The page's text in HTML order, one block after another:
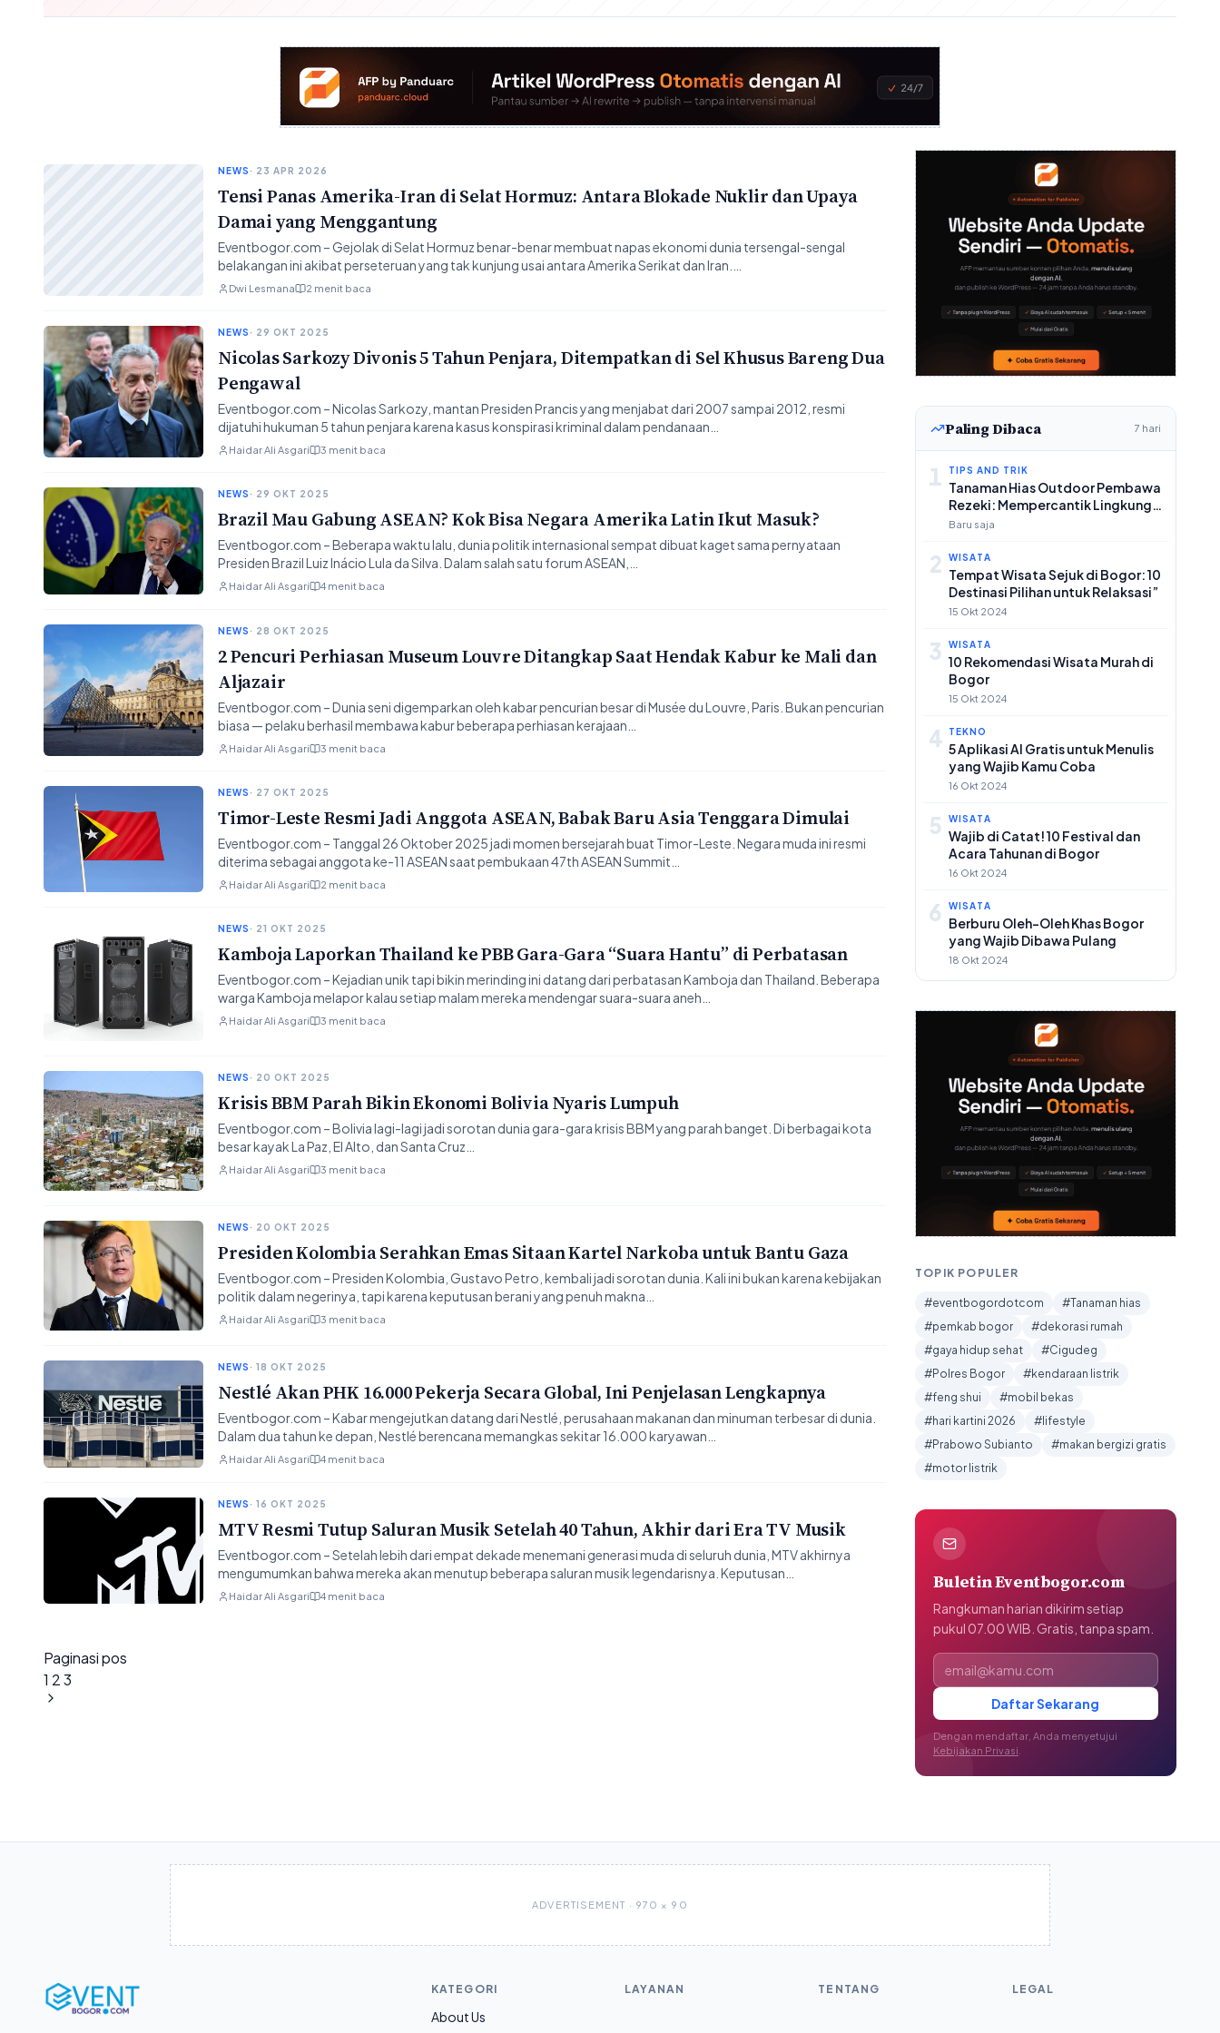
NEWS· 23 APR 2026
Tensi Panas Amerika-Iran di Selat Hormuz: Antara Blokade Nuklir dan Upaya
Damai yang Menggantung
Eventbogor.com – Gejolak di Selat Hormuz benar-benar membuat napas ekonomi dunia tersengal-sengal
belakangan ini akibat perseteruan yang tak kunjung usai antara Amerika Serikat dan Iran.…
Dwi Lesmana 2 menit baca
NEWS· 29 OKT 2025
Nicolas Sarkozy Divonis 5 Tahun Penjara, Ditempatkan di Sel Khusus Bareng Dua
Pengawal
Eventbogor.com – Nicolas Sarkozy, mantan Presiden Prancis yang menjabat dari 2007 sampai 2012, resmi
dijatuhi hukuman 5 tahun penjara karena kasus konspirasi kriminal dalam pendanaan…
Haidar Ali Asgari 3 menit baca
NEWS· 29 OKT 2025
Brazil Mau Gabung ASEAN? Kok Bisa Negara Amerika Latin Ikut Masuk?
Eventbogor.com – Beberapa waktu lalu, dunia politik internasional sempat dibuat kaget sama pernyataan
Presiden Brazil Luiz Inácio Lula da Silva. Dalam salah satu forum ASEAN,…
Haidar Ali Asgari 4 menit baca
NEWS· 28 OKT 2025
2 Pencuri Perhiasan Museum Louvre Ditangkap Saat Hendak Kabur ke Mali dan
Aljazair
Eventbogor.com – Dunia seni digemparkan oleh kabar pencurian besar di Musée du Louvre, Paris. Bukan pencurian
biasa — pelaku berhasil membawa kabur beberapa perhiasan kerajaan…
Haidar Ali Asgari 3 menit baca
NEWS· 27 OKT 2025
Timor-Leste Resmi Jadi Anggota ASEAN, Babak Baru Asia Tenggara Dimulai
Eventbogor.com – Tanggal 26 Oktober 2025 jadi momen bersejarah buat Timor-Leste. Negara muda ini resmi
diterima sebagai anggota ke-11 ASEAN saat pembukaan 47th ASEAN Summit…
Haidar Ali Asgari 2 menit baca
NEWS· 21 OKT 2025
Kamboja Laporkan Thailand ke PBB Gara-Gara “Suara Hantu” di Perbatasan
Eventbogor.com – Kejadian unik tapi bikin merinding ini datang dari perbatasan Kamboja dan Thailand. Beberapa
warga Kamboja melapor kalau setiap malam mereka mendengar suara-suara aneh…
Haidar Ali Asgari 3 menit baca
NEWS· 20 OKT 2025
Krisis BBM Parah Bikin Ekonomi Bolivia Nyaris Lumpuh
Eventbogor.com – Bolivia lagi-lagi jadi sorotan dunia gara-gara krisis BBM yang parah banget. Di berbagai kota
besar kayak La Paz, El Alto, dan Santa Cruz…
Haidar Ali Asgari 3 menit baca
NEWS· 20 OKT 2025
Presiden Kolombia Serahkan Emas Sitaan Kartel Narkoba untuk Bantu Gaza
Eventbogor.com – Presiden Kolombia, Gustavo Petro, kembali jadi sorotan dunia. Kali ini bukan karena kebijakan
politik dalam negerinya, tapi karena keputusan berani yang penuh makna…
Haidar Ali Asgari 3 menit baca
NEWS· 18 OKT 2025
Nestlé Akan PHK 16.000 Pekerja Secara Global, Ini Penjelasan Lengkapnya
Eventbogor.com – Kabar mengejutkan datang dari Nestlé, perusahaan makanan dan minuman terbesar di dunia.
Dalam dua tahun ke depan, Nestlé berencana memangkas sekitar 16.000 karyawan…
Haidar Ali Asgari 4 menit baca
NEWS· 16 OKT 2025
MTV Resmi Tutup Saluran Musik Setelah 40 Tahun, Akhir dari Era TV Musik
Eventbogor.com – Setelah lebih dari empat dekade menemani generasi muda di seluruh dunia, MTV akhirnya
mengumumkan bahwa mereka akan menutup beberapa saluran musik legendarisnya. Keputusan…
Haidar Ali Asgari 4 menit baca
Paginasi pos
1 23
Paling Dibaca 7 hari
1 TIPS AND TRIK
Tanaman Hias Outdoor Pembawa
Rezeki: Mempercantik Lingkungan
dan Membawa Keberuntungan
Baru saja
2 WISATA
Tempat Wisata Sejuk di Bogor: 10
Destinasi Pilihan untuk Relaksasi”
15 Okt 2024
3 WISATA
10 Rekomendasi Wisata Murah di
Bogor
15 Okt 2024
4 TEKNO
5 Aplikasi AI Gratis untuk Menulis
yang Wajib Kamu Coba
16 Okt 2024
5 WISATA
Wajib di Catat! 10 Festival dan
Acara Tahunan di Bogor
16 Okt 2024
6 WISATA
Berburu Oleh-Oleh Khas Bogor
yang Wajib Dibawa Pulang
18 Okt 2024
TOPIK POPULER
#eventbogordotcom
#Tanaman hias
#pemkab bogor
#dekorasi rumah
#gaya hidup sehat
#Cigudeg
#Polres Bogor
#kendaraan listrik
#feng shui
#mobil bekas
#hari kartini 2026
#lifestyle
#Prabowo Subianto
#makan bergizi gratis
#motor listrik
Buletin Eventbogor.com
Rangkuman harian dikirim setiap
pukul 07.00 WIB. Gratis, tanpa spam.
Alamat email
Daftar Sekarang
Dengan mendaftar, Anda menyetujui
Kebijakan Privasi
ADVERTISEMENT · 970 × 90
KATEGORI
About Us
LAYANAN TENTANG LEGAL